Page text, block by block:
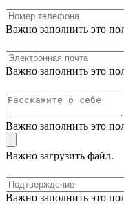
Важно заполнить это
Важно заполнить это
Важно заполнить это
Важно загрузить файл.
Важно заполнить это